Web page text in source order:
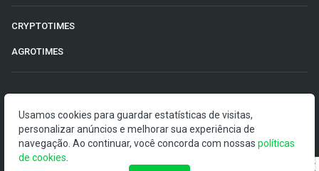
CRYPTOTIMES
AGROTIMES
O Money Times publica matérias de cunho jornalístico, que
visam a democratização da informação. Nossas
publicações devem ser compreendidas como boletins
Usamos cookies para guardar estatísticas de visitas,
personalizar anúncios e melhorar sua experiência de
navegação. Ao continuar, você concorda com nossas políticas
de cookies